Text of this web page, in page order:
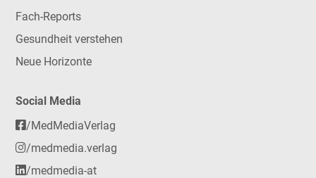
Fach-Reports
Gesundheit verstehen
Neue Horizonte
Social Media
/MedMediaVerlag
/medmedia.verlag
/medmedia-at